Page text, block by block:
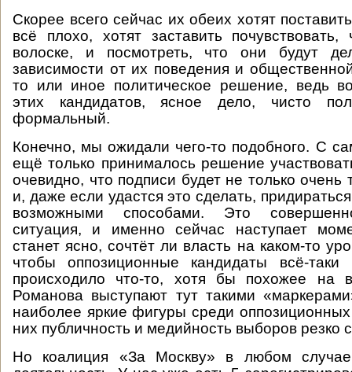
Скорее всего сейчас их обеих хотят
всё плохо, хотят заставить
волоске, и посмотреть, что они будут
зависимости от их поведения и
то или иное политическое решение, ведь
этих кандидатов, ясное дело, чисто
формальный.
Конечно, мы ожидали чего-то подобного. С
ещё только принималось решение
очевидно, что подписи будет не только очень
и, даже если удастся это сделать,
возможными способами. Это
ситуация, и именно сейчас наступает
станет ясно, сочтёт ли власть на каком-то
чтобы оппозиционные кандидаты всё-таки
происходило что-то, хотя бы похожее на
Романова выступают тут такими
наиболее яркие фигуры среди
них публичность и медийность выборов резко
Но коалиция «За Москву» в любом